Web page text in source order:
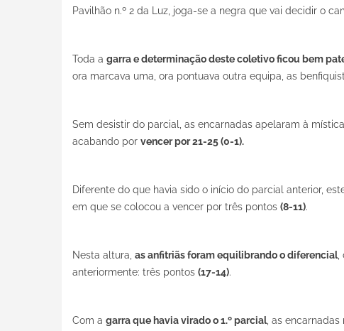
Pavilhão n.º 2 da Luz, joga-se a negra que vai decidir o
Toda a garra e determinação deste coletivo ficou bem
ora marcava uma, ora pontuava outra equipa, as
Sem desistir do parcial, as encarnadas apelaram à
acabando por vencer por 21-25 (0-1).
Diferente do que havia sido o início do parcial anterior,
em que se colocou a vencer por três pontos (8-11).
Nesta altura, as anfitriãs foram equilibrando o diferencial,
anteriormente: três pontos (17-14).
Com a garra que havia virado o 1.º parcial, as encarnadas